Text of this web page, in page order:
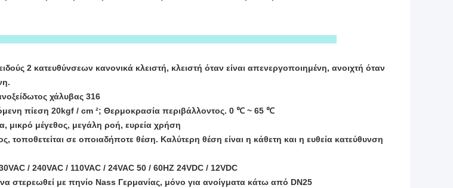
2 κατευθύνσεων κανονικά κλειστή, κλειστή όταν είναι απενεργοποιημένη, ανοιχτή όταν
χάλυβας 316
πίεση 20kgf / cm ²; Θερμοκρασία περιβάλλοντος. 0 ℃ ~ 65 ℃
μικρό μέγεθος, μεγάλη ροή, ευρεία χρήση
τοποθετείται σε οποιαδήποτε θέση. Καλύτερη θέση είναι η κάθετη και η ευθεία κατεύθυνση
/ 240VAC / 110VAC / 24VAC 50 / 60HZ 24VDC / 12VDC
στερεωθεί με πηνίο Nass Γερμανίας, μόνο για ανοίγματα κάτω από DN25